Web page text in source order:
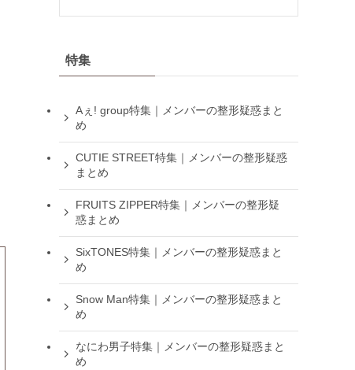
特集
Aぇ! group特集｜メンバーの整形疑惑まと
め
CUTIE STREET特集｜メンバーの整形疑惑
まとめ
FRUITS ZIPPER特集｜メンバーの整形疑
惑まとめ
SixTONES特集｜メンバーの整形疑惑まと
め
Snow Man特集｜メンバーの整形疑惑まと
め
なにわ男子特集｜メンバーの整形疑惑まと
め